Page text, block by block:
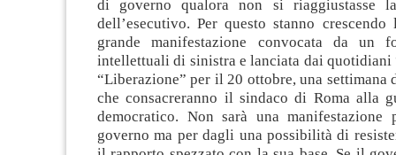
di governo qualora non si riaggiustasse
dell’esecutivo. Per questo stanno
grande manifestazione convocata da un
intellettuali di sinistra e lanciata dai quotidiani
“Liberazione” per il 20 ottobre, una settimana
che consacreranno il sindaco di Roma alla
democratico. Non sarà una manifestazione
governo ma per dagli una possibilità di